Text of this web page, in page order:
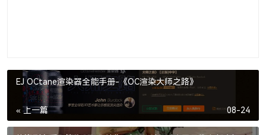
EJ OCtane渲染器全能手册-《OC渲染大师之路》
« 上一篇 08-24